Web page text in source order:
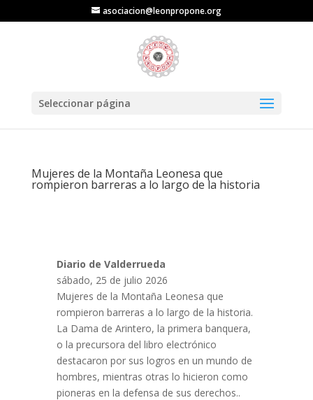
asociacion@leonpropone.org
Seleccionar página
Mujeres de la Montaña Leonesa que
rompieron barreras a lo largo de la historia
Diario de Valderrueda
sábado, 25 de julio 2026
Mujeres de la Montaña Leonesa que
rompieron barreras a lo largo de la historia.
La Dama de Arintero, la primera banquera,
o la precursora del libro electrónico
destacaron por sus logros en un mundo de
hombres, mientras otras lo hicieron como
pioneras en la defensa de sus derechos..